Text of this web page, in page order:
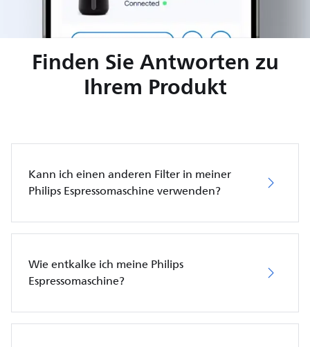
Finden Sie Antworten zu
Ihrem Produkt
Kann ich einen anderen Filter in meiner
Philips Espressomaschine verwenden?
Wie entkalke ich meine Philips
Espressomaschine?